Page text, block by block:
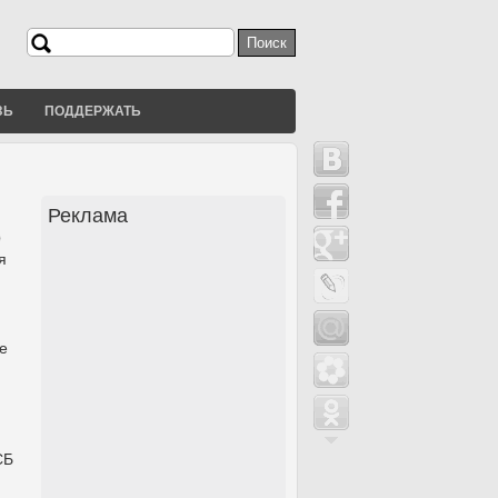
Форма поиска
Поиск
ПОДДЕРЖАТЬ
Реклама